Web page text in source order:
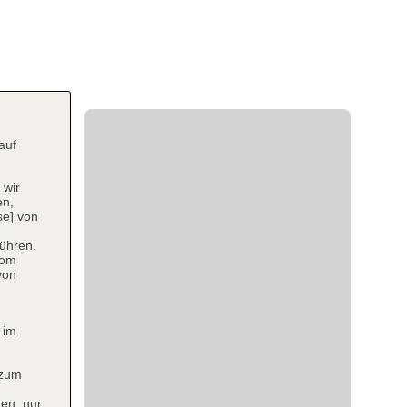
wir
von
nur